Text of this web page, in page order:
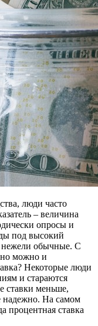
люди часто
– величина
опросы и
под высокий
нежели обычные. С
но можно и
Некоторые люди
и стараются
ставки меньше,
надежно. На самом
процентная ставка